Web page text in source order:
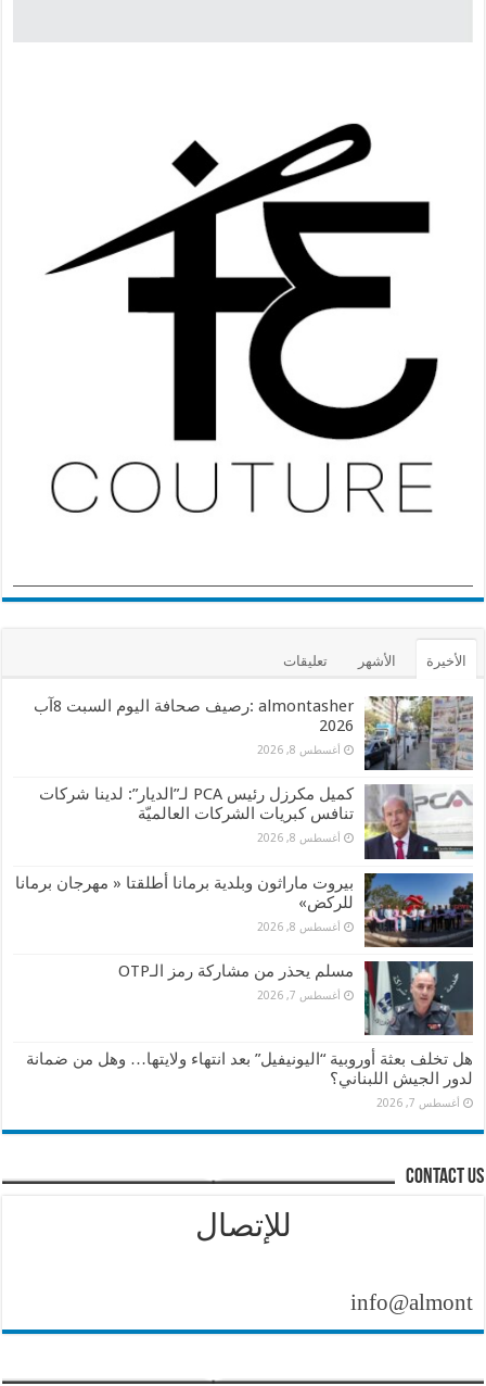
الأخيرة الأشهر تعليقات
almontasher :رصيف صحافة اليوم السبت 8آب
2026
أغسطس 8, 2026
كميل مكرزل رئيس PCA لـ”الديار”: لدينا شركات
تنافس كبريات الشركات العالميّة
أغسطس 8, 2026
بيروت ماراثون وبلدية برمانا أطلقتا « مهرجان برمانا
للركض»
أغسطس 8, 2026
مسلم يحذر من مشاركة رمز الـOTP
أغسطس 7, 2026
هل تخلف بعثة أوروبية “اليونيفيل” بعد انتهاء ولايتها… وهل من ضمانة
لدور الجيش اللبناني؟
أغسطس 7, 2026
contact us
للإتصال